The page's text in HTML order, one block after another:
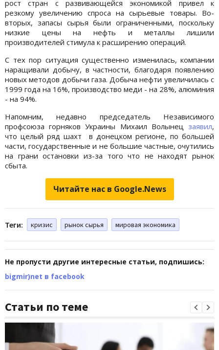
рост стран с развивающейся экономикой привел к
резкому увеличению спроса на сырьевые товары. Во-
вторых, запасы сырья были ограниченными, поскольку
низкие цены на нефть и металлы лишили
производителей стимула к расширению операций.
С тех пор ситуация существенно изменилась, компании
наращивали добычу, в частности, благодаря появлению
новых методов добычи газа. Добыча нефти увеличилась с
1999 года на 16%, производство меди - на 28%, алюминия
- на 94%.
Напомним, недавно председатель Независимого
профсоюза горняков Украины Михаил Волынец заявил,
что целый ряд шахт в донецком регионе, по большей
части, государственные и не большие частные, очутились
на грани остановки из-за того что не находят рынок
сбыта.
Читайте нас в Google.News
Теги: кризис рынок сырья мировая экономика
Не пропусти другие интересные статьи, подпишись:
bigmir)net в facebook
Статьи по теме